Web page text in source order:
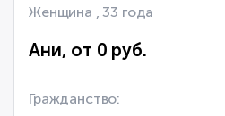
Женщина , 33 года
Ани, от 0 руб.
Гражданство: